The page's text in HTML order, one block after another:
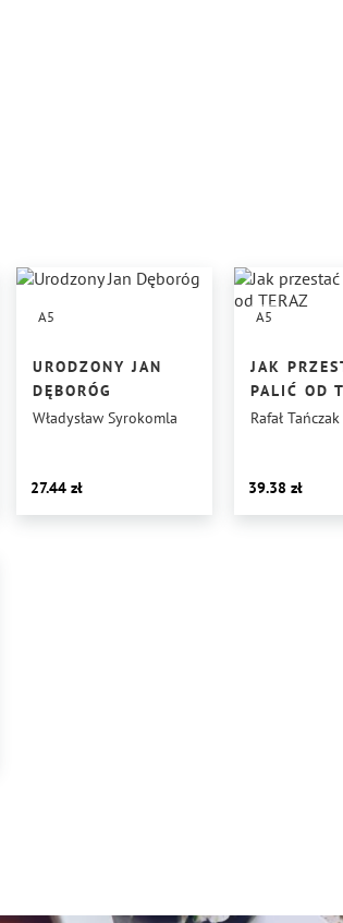
A5
URODZONY JAN
DĘBORÓG
Władysław Syrokomla
27.44
A5
JAK
PALIĆ OD
Rafał Tańczak
39.38